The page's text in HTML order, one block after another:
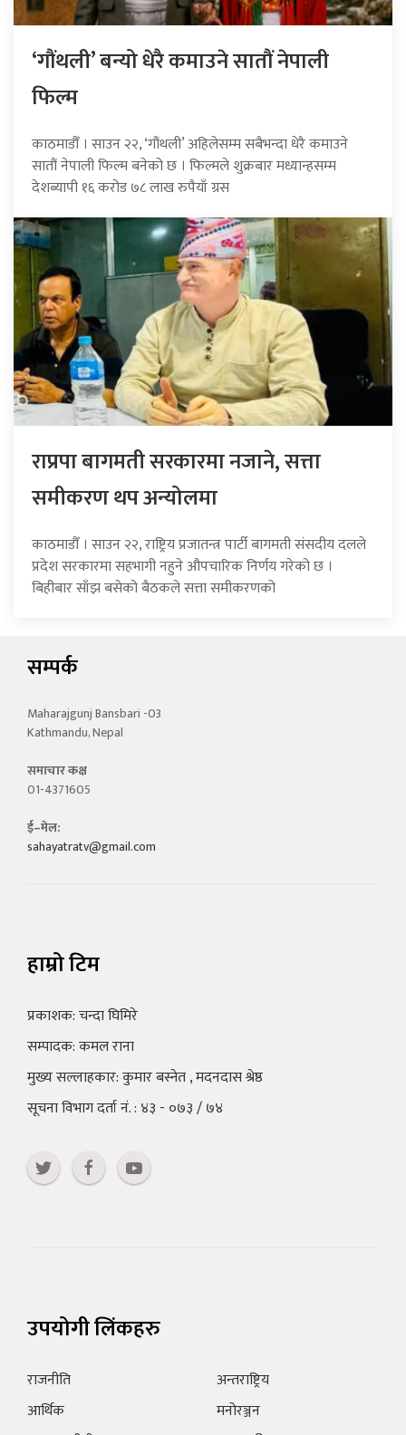
‘गौंथली’ बन्यो धेरै कमाउने सातौं नेपाली
फिल्म
काठमाडौँ । साउन २२, ‘गौंथली’ अहिलेसम्म सबैभन्दा धेरै कमाउने
सातौं नेपाली फिल्म बनेको छ । फिल्मले शुक्रबार मध्यान्हसम्म
देशब्यापी १६ करोड ७८ लाख रुपैयाँ ग्रस
राप्रपा बागमती सरकारमा नजाने, सत्ता
समीकरण थप अन्योलमा
काठमाडौँ । साउन २२, राष्ट्रिय प्रजातन्त्र पार्टी बागमती संसदीय दलले
प्रदेश सरकारमा सहभागी नहुने औपचारिक निर्णय गरेको छ ।
बिहीबार साँझ बसेको बैठकले सत्ता समीकरणको
सम्पर्क
Maharajgunj Bansbari -03
Kathmandu, Nepal
समाचार कक्ष
01-4371605
ई–मेल:
sahayatratv@gmail.com
हाम्रो टिम
प्रकाशक: चन्दा घिमिरे
सम्पादक: कमल राना
मुख्य सल्लाहकार: कुमार बस्नेत , मदनदास श्रेष्ठ
सूचना विभाग दर्ता नं. : ४३ - ०७३ / ७४
उपयोगी लिंकहरु
राजनीति
आर्थिक
अन्तराष्ट्रिय
मनोरञ्जन